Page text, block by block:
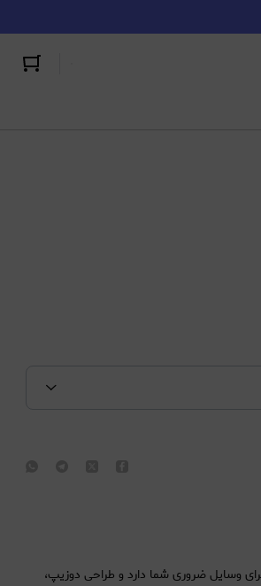
است. ابعاد ۲۹×۱۹ سانتی‌متر فضای کافی برای وسایل ضروری شما دارد و طراحی دوزیپ،